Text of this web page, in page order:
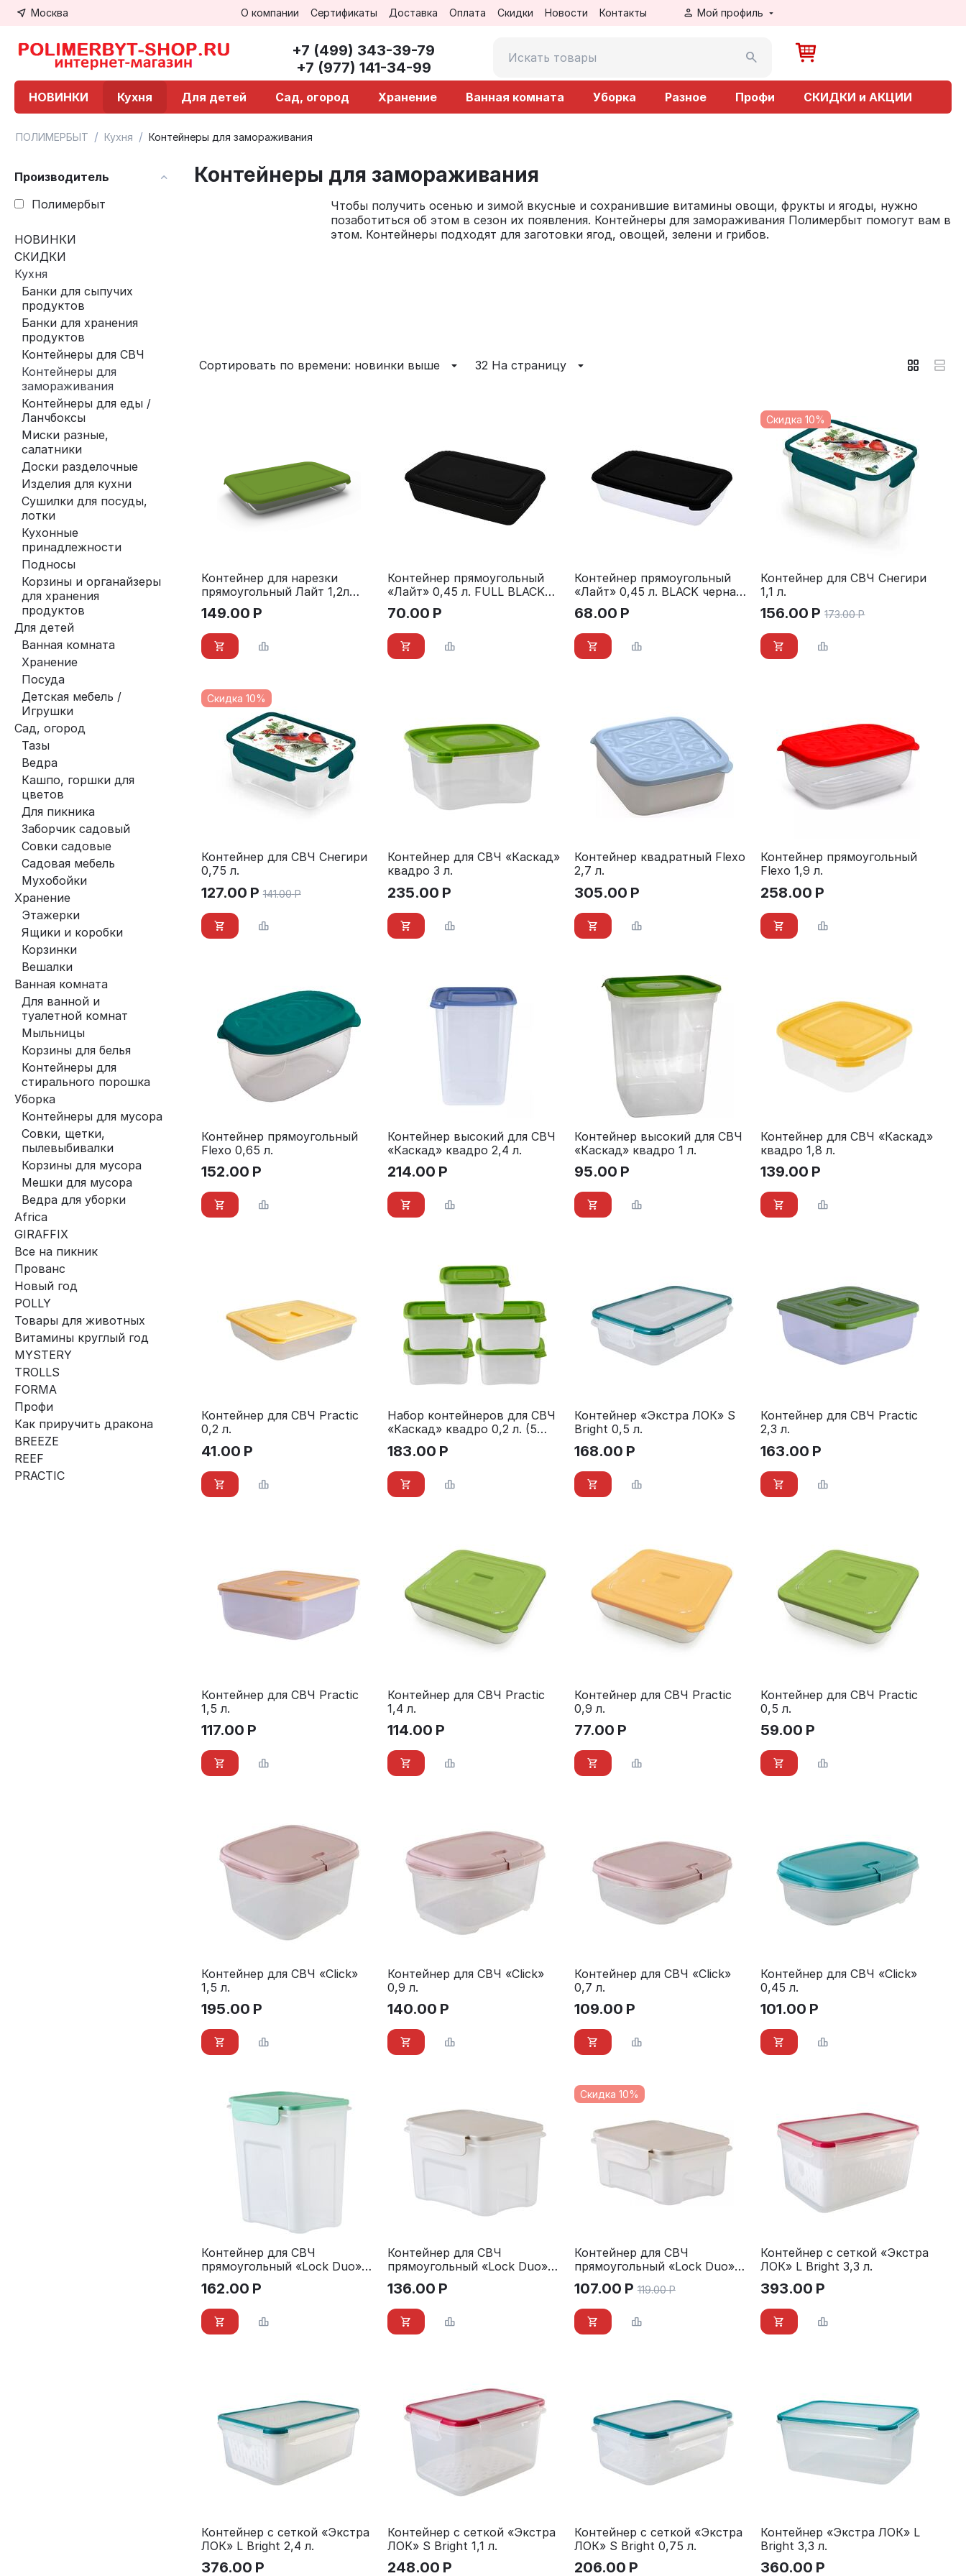
Москва О компании Сертификаты Доставка Оплата Скидки Новости Контакты Мой профиль
+7 (499) 343-39-79
+7 (977) 141-34-99
НОВИНКИ Кухня Для детей Сад, огород Хранение Ванная комната Уборка Разное Профи СКИДКИ и АКЦИИ
ПОЛИМЕРБЫТ / Кухня / Контейнеры для замораживания
Производитель
Полимербыт
НОВИНКИ
СКИДКИ
Кухня
Банки для сыпучих
продуктов
Банки для хранения
продуктов
Контейнеры для СВЧ
Контейнеры для
замораживания
Контейнеры для еды /
Ланчбоксы
Миски разные,
салатники
Доски разделочные
Изделия для кухни
Сушилки для посуды,
лотки
Кухонные
принадлежности
Подносы
Корзины и органайзеры
для хранения
продуктов
Для детей
Ванная комната
Хранение
Посуда
Детская мебель /
Игрушки
Сад, огород
Тазы
Ведра
Кашпо, горшки для
цветов
Для пикника
Заборчик садовый
Совки садовые
Садовая мебель
Мухобойки
Хранение
Этажерки
Ящики и коробки
Корзинки
Вешалки
Ванная комната
Для ванной и
туалетной комнат
Мыльницы
Корзины для белья
Контейнеры для
стирального порошка
Уборка
Контейнеры для мусора
Совки, щетки,
пылевыбивалки
Корзины для мусора
Мешки для мусора
Ведра для уборки
Africa
GIRAFFIX
Все на пикник
Прованс
Новый год
POLLY
Товары для животных
Витамины круглый год
MYSTERY
TROLLS
FORMA
Профи
Как приручить дракона
BREEZE
REEF
PRACTIC
Контейнеры для замораживания
Чтобы получить осенью и зимой вкусные и сохранившие витамины овощи, фрукты и ягоды, нужно
позаботиться об этом в сезон их появления. Контейнеры для замораживания Полимербыт помогут вам в
этом. Контейнеры подходят для заготовки ягод, овощей, зелени и грибов.
Сортировать по времени: новинки выше 32 На страницу
Контейнер для нарезки
прямоугольный Лайт 1,2л
(зеленый)
149.00 Р
Контейнер прямоугольный
«Лайт» 0,45 л. FULL BLACK
черная крышка, черный
лоток
70.00 Р
Контейнер прямоугольный
«Лайт» 0,45 л. BLACK черная
крышка
68.00 Р
Скидка 10%
Контейнер для СВЧ Снегири
1,1 л.
156.00 Р 173.00 Р
Скидка 10%
Контейнер для СВЧ Снегири
0,75 л.
127.00 Р 141.00 Р
Контейнер для СВЧ «Каскад»
квадро 3 л.
235.00 Р
Контейнер квадратный Flexo
2,7 л.
305.00 Р
Контейнер прямоугольный
Flexo 1,9 л.
258.00 Р
Контейнер прямоугольный
Flexo 0,65 л.
152.00 Р
Контейнер высокий для СВЧ
«Каскад» квадро 2,4 л.
214.00 Р
Контейнер высокий для СВЧ
«Каскад» квадро 1 л.
95.00 Р
Контейнер для СВЧ «Каскад»
квадро 1,8 л.
139.00 Р
Контейнер для СВЧ Practic
0,2 л.
41.00 Р
Набор контейнеров для СВЧ
«Каскад» квадро 0,2 л. (5
шт.)
183.00 Р
Контейнер «Экстра ЛОК» S
Bright 0,5 л.
168.00 Р
Контейнер для СВЧ Practic
2,3 л.
163.00 Р
Контейнер для СВЧ Practic
1,5 л.
117.00 Р
Контейнер для СВЧ Practic
1,4 л.
114.00 Р
Контейнер для СВЧ Practic
0,9 л.
77.00 Р
Контейнер для СВЧ Practic
0,5 л.
59.00 Р
Контейнер для СВЧ «Click»
1,5 л.
195.00 Р
Контейнер для СВЧ «Click»
0,9 л.
140.00 Р
Контейнер для СВЧ «Click»
0,7 л.
109.00 Р
Контейнер для СВЧ «Click»
0,45 л.
101.00 Р
Контейнер для СВЧ
прямоугольный «Lock Duo»
1,8 л.
162.00 Р
Контейнер для СВЧ
прямоугольный «Lock Duo»
1,1 л.
136.00 Р
Скидка 10%
Контейнер для СВЧ
прямоугольный «Lock Duo»
0,75 л.
107.00 Р 119.00 Р
Контейнер с сеткой «Экстра
ЛОК» L Bright 3,3 л.
393.00 Р
Контейнер с сеткой «Экстра
ЛОК» L Bright 2,4 л.
376.00 Р
Контейнер с сеткой «Экстра
ЛОК» S Bright 1,1 л.
248.00 Р
Контейнер с сеткой «Экстра
ЛОК» S Bright 0,75 л.
206.00 Р
Контейнер «Экстра ЛОК» L
Bright 3,3 л.
360.00 Р